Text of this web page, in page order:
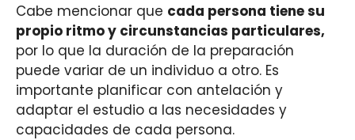
Cabe mencionar que cada persona tiene su
propio ritmo y circunstancias particulares,
por lo que la duración de la preparación
puede variar de un individuo a otro. Es
importante planificar con antelación y
adaptar el estudio a las necesidades y
capacidades de cada persona.